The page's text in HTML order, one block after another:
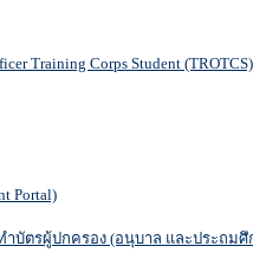
Training Corps Student (TROTCS)
Portal)
ำบัตรผู้ปกครอง (อนุบาล และประถมศึ